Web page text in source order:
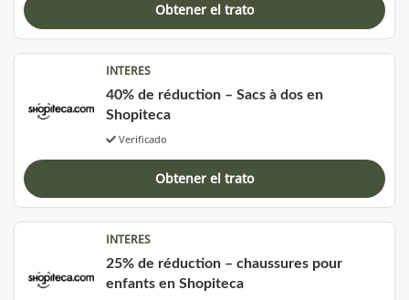
Obtener el trato
INTERES
40% de réduction – Sacs à dos en
Shopiteca
Verificado
Obtener el trato
INTERES
25% de réduction – chaussures pour
enfants en Shopiteca